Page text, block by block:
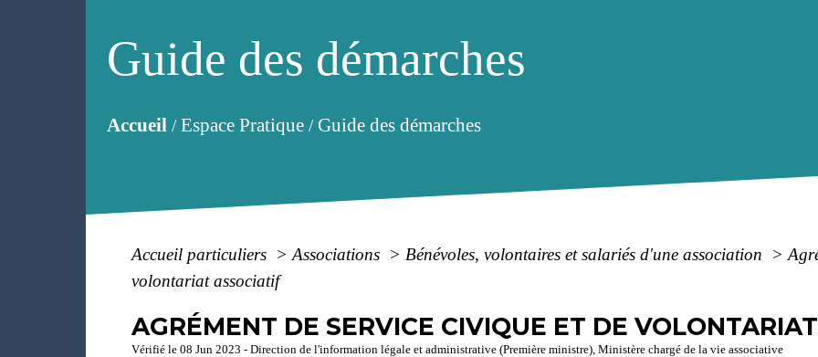
Guide des démarches
Accueil/Espace Pratique/Guide des démarches
Accueil particuliers > Associations > Bénévoles, volontaires et salariés d'une association >
volontariat associatif
AGRÉMENT DE SERVICE CIVIQUE ET DE
Vérifié le 08 Jun 2023 - Direction de l'information légale et administrative (Première ministre), Ministère chargé de la vie associative